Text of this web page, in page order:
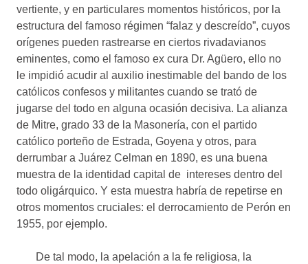
vertiente, y en particulares momentos históricos, por la
estructura del famoso régimen “falaz y descreído”, cuyos
orígenes pueden rastrearse en ciertos rivadavianos
eminentes, como el famoso ex cura Dr. Agüero, ello no
le impidió acudir al auxilio inestimable del bando de los
católicos confesos y militantes cuando se trató de
jugarse del todo en alguna ocasión decisiva. La alianza
de Mitre, grado 33 de la Masonería, con el partido
católico porteño de Estrada, Goyena y otros, para
derrumbar a Juárez Celman en 1890, es una buena
muestra de la identidad capital de intereses dentro del
todo oligárquico. Y esta muestra habría de repetirse en
otros momentos cruciales: el derrocamiento de Perón en
1955, por ejemplo.
De tal modo, la apelación a la fe religiosa, la